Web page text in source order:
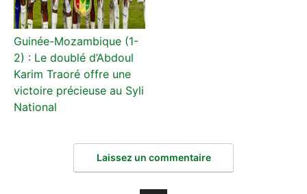
Guinée-Mozambique (1-
2) : Le doublé d’Abdoul
Karim Traoré offre une
victoire précieuse au Syli
National
Laissez un commentaire